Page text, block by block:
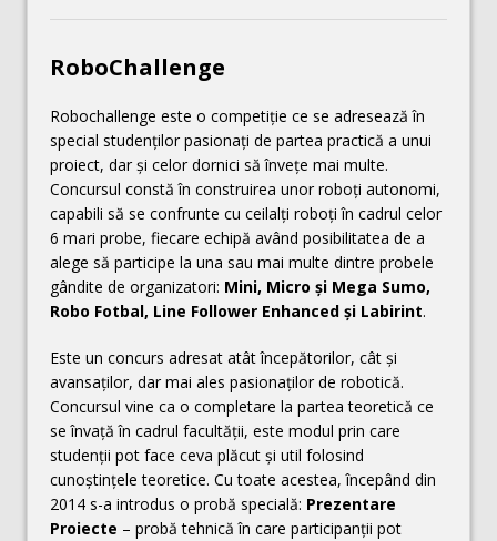
RoboChallenge
Robochallenge este o competiţie ce se adresează în
special studenţilor pasionaţi de partea practică a unui
proiect, dar şi celor dornici să înveţe mai multe.
Concursul constă în construirea unor roboţi autonomi,
capabili să se confrunte cu ceilalţi roboţi în cadrul celor
6 mari probe, fiecare echipă având posibilitatea de a
alege să participe la una sau mai multe dintre probele
gândite de organizatori: Mini, Micro și Mega Sumo,
Robo Fotbal, Line Follower Enhanced și Labirint.
Este un concurs adresat atât începătorilor, cât şi
avansaţilor, dar mai ales pasionaţilor de robotică.
Concursul vine ca o completare la partea teoretică ce
se învaţă în cadrul facultăţii, este modul prin care
studenţii pot face ceva plăcut şi util folosind
cunoştinţele teoretice. Cu toate acestea, începând din
2014 s-a introdus o probă specială: Prezentare
Proiecte – probă tehnică în care participanții pot